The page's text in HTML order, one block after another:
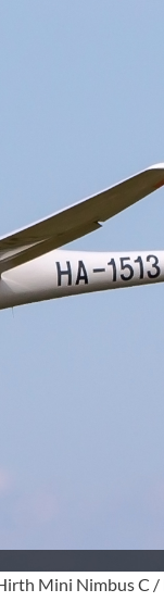
Mini Nimbus C /